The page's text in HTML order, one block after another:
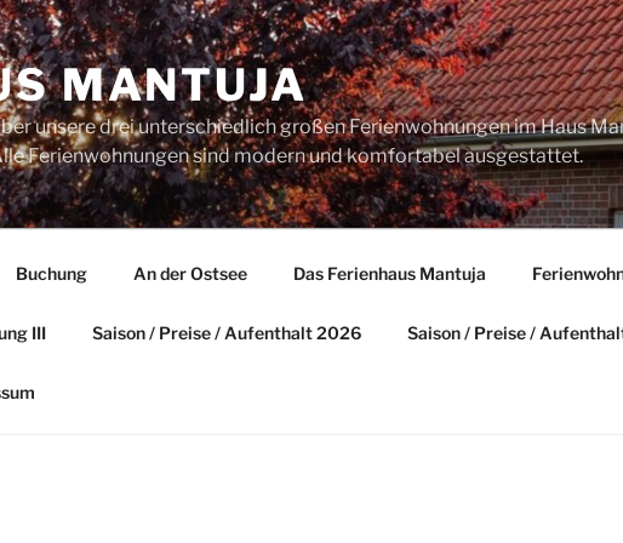
MANTUJA
unsere drei unterschiedlich großen Ferienwohnungen im Haus
Ferienwohnungen sind modern und komfortabel ausgestattet.
Buchung An der Ostsee Das Ferienhaus Mantuja
III Saison / Preise / Aufenthalt 2026 Saison / Preise /